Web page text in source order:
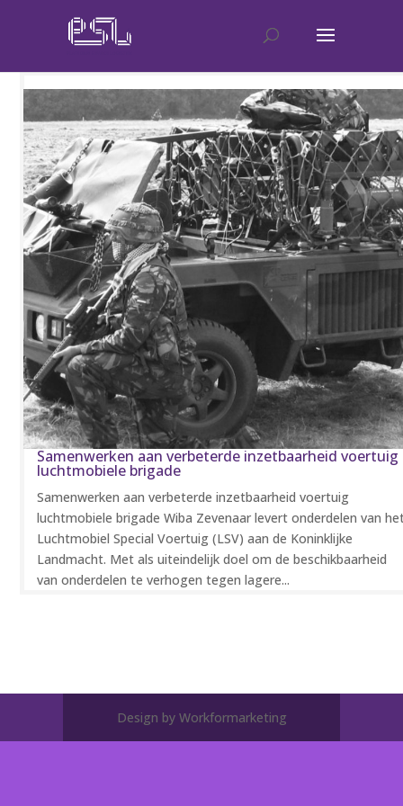
Samenwerken aan verbeterde inzetbaarheid voertuig
luchtmobiele brigade
Samenwerken aan verbeterde inzetbaarheid voertuig
luchtmobiele brigade Wiba Zevenaar levert onderdelen van
Luchtmobiel Special Voertuig (LSV) aan de Koninklijke
Landmacht. Met als uiteindelijk doel om de beschikbaarheid
van onderdelen te verhogen tegen lagere...
Design by Workformarketing